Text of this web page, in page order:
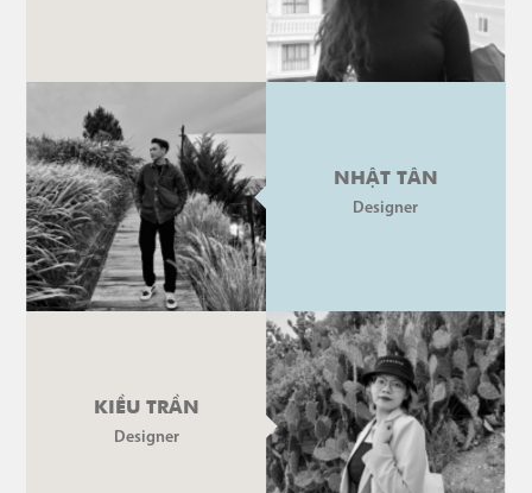
NHẬT TÂN
Designer
KIỀU TRẦN
Designer